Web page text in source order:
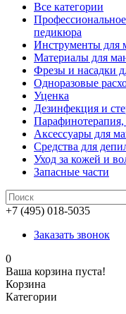
Все категории
педикюра
Инструменты для
Материалы для
Фрезы и насадки
Одноразовые
Уценка
Дезинфекция и
Парафинотерапия,
Аксессуары для
Средства для
Уход за кожей и
Запасные части
+7 (495) 018-5035
Заказать звонок
0
Ваша корзина пуста!
Корзина
Категории